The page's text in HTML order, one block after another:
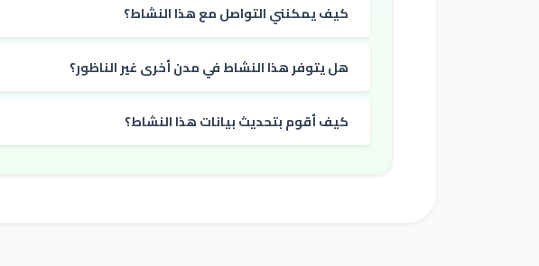
كيف يمكنني التواصل مع هذا النشاط؟
هل يتوفر هذا النشاط في مدن أخرى غير الناظور؟
كيف أقوم بتحديث بيانات هذا النشاط؟